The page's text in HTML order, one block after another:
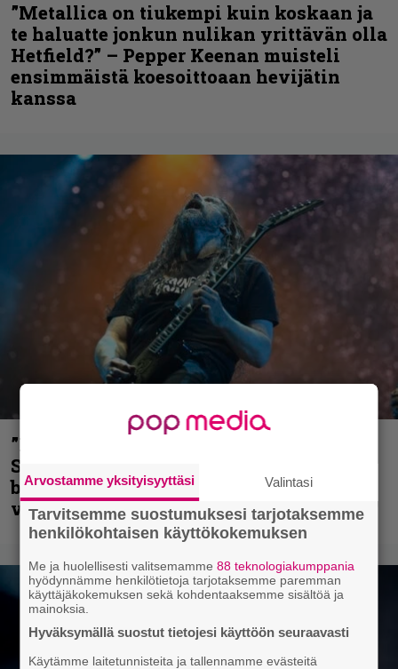
”Metallica on tiukempi kuin koskaan ja
te haluatte jonkun nulikan yrittävän olla
Hetfield?” – Pepper Keenan muisteli
ensimmäistä koesoittoaan hevijätin
kanssa
”He ovat tuoneet soittoon jotain uutta” –
Sepulturan Andreas Kisser nimeää
bändin, jonka riffit ovat tehneet
vaikutuksen
Arvostamme yksityisyyttäsi Valintasi
Tarvitsemme suostumuksesi tarjotaksemme
henkilökohtaisen käyttökokemuksen
Me ja huolellisesti valitsemamme88 teknologiakumppania
hyödynnämme henkilötietoja tarjotaksemme paremman
käyttäjäkokemuksen sekä kohdentaaksemme sisältöä ja
mainoksia.
Hyväksymällä suostut tietojesi käyttöön seuraavasti
Käytämme laitetunnisteita ja tallennamme evästeitä